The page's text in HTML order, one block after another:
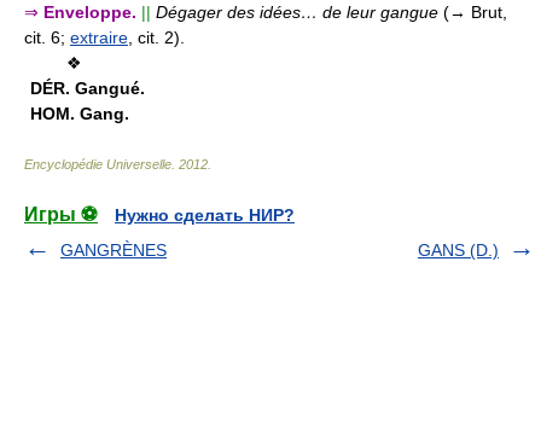
⇒ Enveloppe. || Dégager des idées… de leur gangue (→ Brut,
cit. 6; extraire , cit. 2).
❖
DÉR. Gangué.
HOM. Gang.
Encyclopédie Universelle 2012
Игры ⚽
Нужно сделать НИР?
GANGRÈNES
GANS (D.)